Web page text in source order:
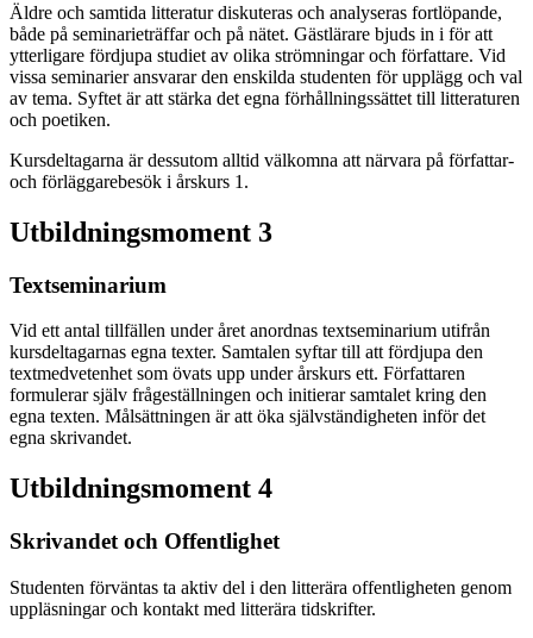
Äldre och samtida litteratur diskuteras och analyseras fortlöpande,
både på seminarieträffar och på nätet. Gästlärare bjuds in i för att
ytterligare fördjupa studiet av olika strömningar och författare. Vid
vissa seminarier ansvarar den enskilda studenten för upplägg och val
av tema. Syftet är att stärka det egna förhållningssättet till litteraturen
och poetiken.
Kursdeltagarna är dessutom alltid välkomna att närvara på författar-
och förläggarebesök i årskurs 1.
Utbildningsmoment 3
Textseminarium
Vid ett antal tillfällen under året anordnas textseminarium utifrån
kursdeltagarnas egna texter. Samtalen syftar till att fördjupa den
textmedvetenhet som övats upp under årskurs ett. Författaren
formulerar själv frågeställningen och initierar samtalet kring den
egna texten. Målsättningen är att öka självständigheten inför det
egna skrivandet.
Utbildningsmoment 4
Skrivandet och Offentlighet
Studenten förväntas ta aktiv del i den litterära offentligheten genom
uppläsningar och kontakt med litterära tidskrifter.